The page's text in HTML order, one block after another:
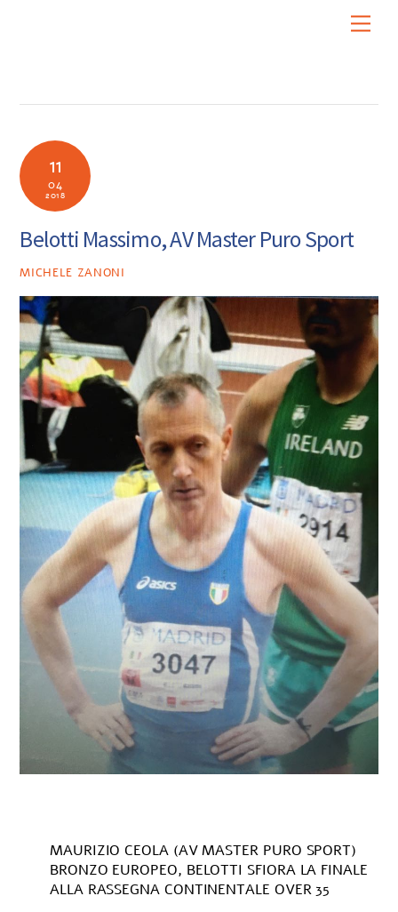
11
04
2018
Belotti Massimo, AV Master Puro Sport
MICHELE ZANONI
MAURIZIO CEOLA (AV MASTER PURO SPORT)
BRONZO EUROPEO, BELOTTI SFIORA LA FINALE
ALLA RASSEGNA CONTINENTALE OVER 35